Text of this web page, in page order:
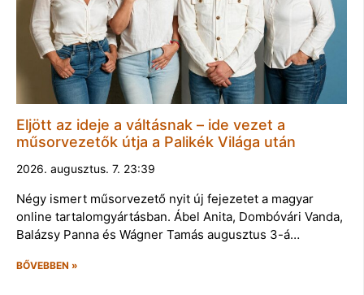
Eljött az ideje a váltásnak – ide vezet a
műsorvezetők útja a Palikék Világa után
2026. augusztus. 7. 23:39
Négy ismert műsorvezető nyit új fejezetet a magyar
online tartalomgyártásban. Ábel Anita, Dombóvári Vanda,
Balázsy Panna és Wágner Tamás augusztus 3-á…
BŐVEBBEN »